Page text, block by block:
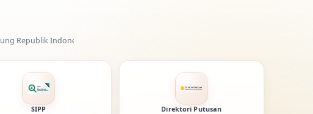
SIPP Direktori Putusan